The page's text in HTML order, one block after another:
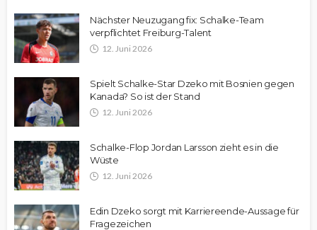
Nächster Neuzugang fix: Schalke-Team
verpflichtet Freiburg-Talent
12. Juni 2026
Spielt Schalke-Star Dzeko mit Bosnien gegen
Kanada? So ist der Stand
12. Juni 2026
Schalke-Flop Jordan Larsson zieht es in die
Wüste
12. Juni 2026
Edin Dzeko sorgt mit Karriereende-Aussage für
Fragezeichen